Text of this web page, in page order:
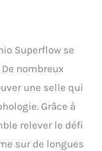
Superflow se
nombreux
une selle qui
Grâce à
relever le défi
sur de longues